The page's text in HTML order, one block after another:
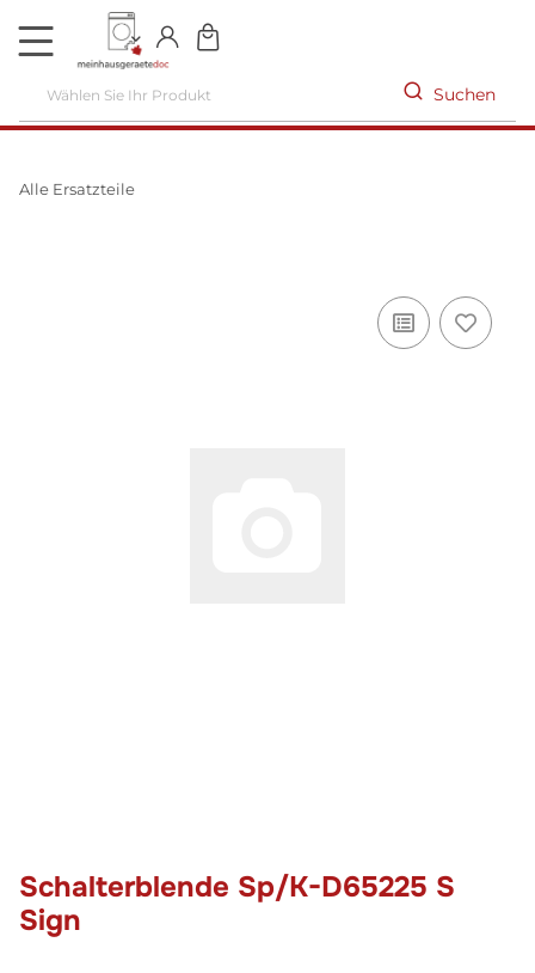
DE
Suchen
Alle Ersatzteile
Schalterblende Sp/K-D65225 S
Sign